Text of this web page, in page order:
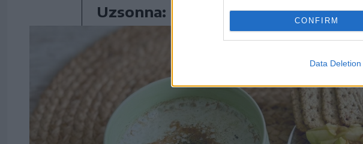
CONFIRM
Data Deletion
Uzsonna: Friss alma korpovittal és